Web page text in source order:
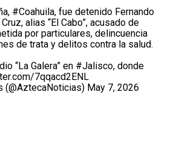
#Coahuila, fue detenido Fernando
alias “El Cabo”, acusado de
por particulares, delincuencia
de trata y delitos contra la salud.
“La Galera” en #Jalisco, donde
7qqacd2ENL
(@AztecaNoticias) May 7, 2026